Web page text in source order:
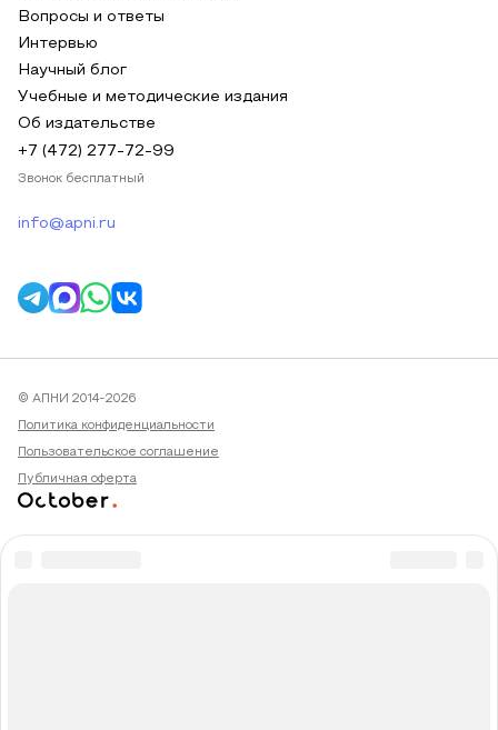
Вопросы и ответы
Интервью
Научный блог
Учебные и методические издания
Об издательстве
+7 (472) 277-72-99
Звонок бесплатный
info@apni.ru
© АПНИ 2014-2026
Политика конфиденциальности
Пользовательское соглашение
Публичная оферта